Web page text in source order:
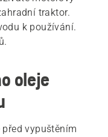
traktor.
k používání.
oleje
vypuštěním